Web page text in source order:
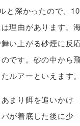
と深かったので、
理由があります。
い上がる砂煙に反
です。砂の中から
ルアーといえます。
まり餌を追いかけ
が着底した後に少